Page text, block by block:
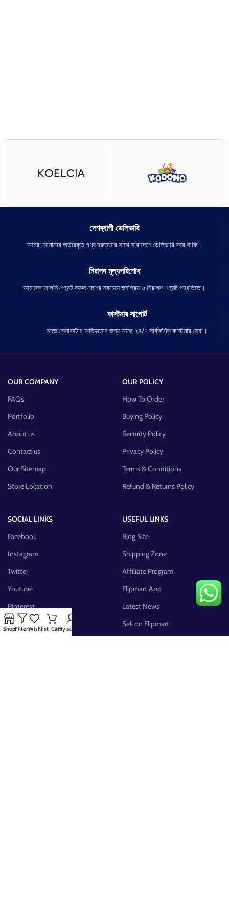
দেশব্যাপী ডেলিভারি
আমরা আমাদের অর্ডারকৃত পণ্য দ্রুততার সাথে সারাদেশে ডেলিভারি করে থাকি।
নিরাপদ মূল্যপরিশোধ
আমাদের আপনি পেমেন্ট করুন দেশের সবচেয়ে জনপ্রিয় ও নিরাপদ পেমেন্ট পদ্ধতিতে।
কাস্টমার সাপোর্ট
সহজ কেনাকাটার অভিজ্ঞতার জন্য আছে ২৪/৭ সার্বক্ষণিক কাস্টমার সেবা।
OUR COMPANY
FAQs
Portfolio
About us
Contact us
Our Sitemap
Store Location
OUR POLICY
How To Order
Buying Policy
Security Policy
Privacy Policy
Terms & Conditions
Refund & Returns Policy
SOCIAL LINKS
Facebook
Instagram
Twitter
Youtube
Pinterest
FB Group
USEFUL LINKS
Blog Site
Shipping Zone
Affiliate Program
Flipmart App
Latest News
Sell on Flipmart
ShopFiltersWishlist CartMy account